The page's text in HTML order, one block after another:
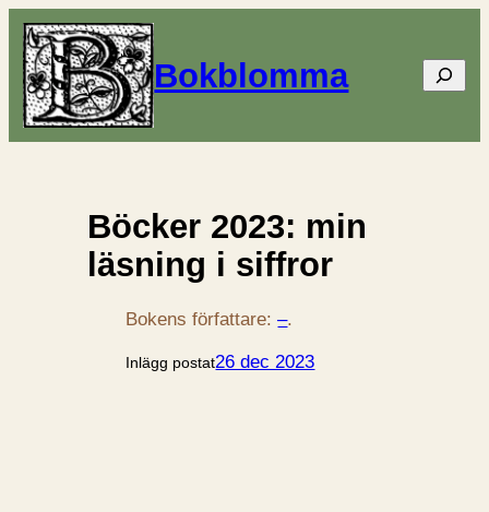
Bokblomma Sök
Böcker 2023: min
läsning i siffror
Bokens författare:–.
Inlägg postat26 dec 2023